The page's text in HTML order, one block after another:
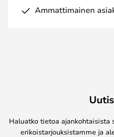
Ammattimainen
Haluatko tietoa ajankohtaisista
erikoistarjouksistamme ja